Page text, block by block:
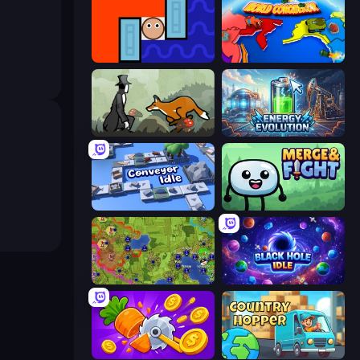
Lava and Aqua World Conqueror
The Illusionist's Dream Energy Evolution
Conveyor Idle Merge & Fight
Hex Empire Black Hole Idle
Farm Ring Idle Country Hopper